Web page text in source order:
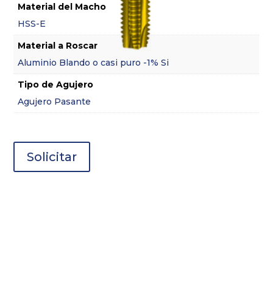
Material del Macho
HSS-E
Material a Roscar
Aluminio Blando o casi puro -1% Si
Tipo de Agujero
Agujero Pasante
Solicitar